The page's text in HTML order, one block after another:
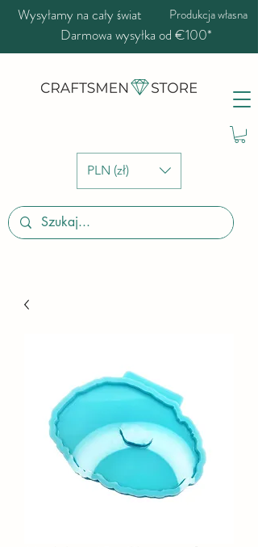
PLN (zł)
Wysyłamy na cały świat Produkcja własna
Darmowa wysyłka od €100*